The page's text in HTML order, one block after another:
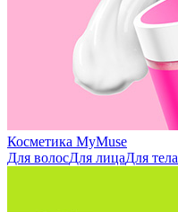
Косметика MyMuse
Для волосДля лицаДля тела